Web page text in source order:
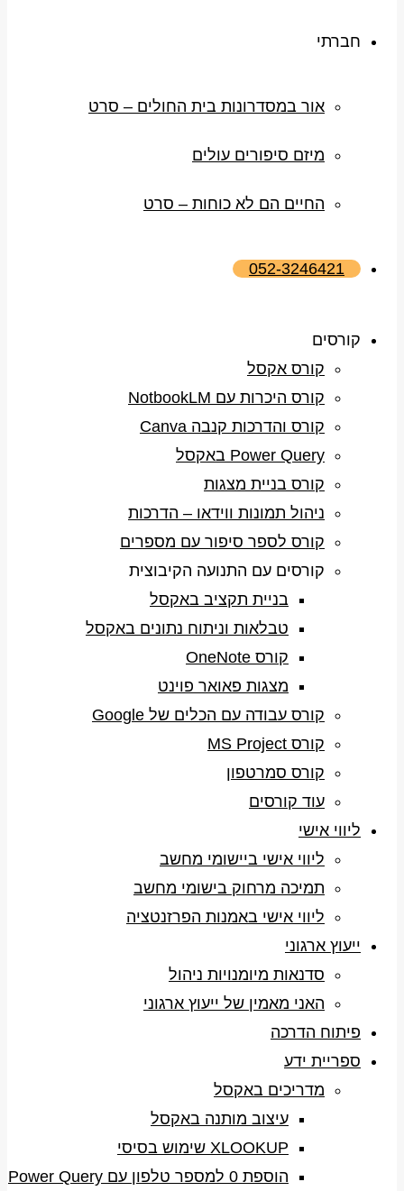
חברתי
אור במסדרונות בית החולים – סרט
מיזם סיפורים עולים
החיים הם לא כוחות – סרט
052-3246421
קורסים
קורס אקסל
קורס היכרות עם NotbookLM
קורס והדרכות קנבה Canva
Power Query באקסל
קורס בניית מצגות
ניהול תמונות ווידאו – הדרכות
קורס לספר סיפור עם מספרים
קורסים עם התנועה הקיבוצית
בניית תקציב באקסל
טבלאות וניתוח נתונים באקסל
קורס OneNote
מצגות פאואר פוינט
קורס עבודה עם הכלים של Google
קורס MS Project
קורס סמרטפון
עוד קורסים
ליווי אישי
ליווי אישי ביישומי מחשב
תמיכה מרחוק בישומי מחשב
ליווי אישי באמנות הפרזנטציה
ייעוץ ארגוני
סדנאות מיומנויות ניהול
האני מאמין של ייעוץ ארגוני
פיתוח הדרכה
ספריית ידע
מדריכים באקסל
עיצוב מותנה באקסל
XLOOKUP שימוש בסיסי
הוספת 0 למספר טלפון עם Power Query